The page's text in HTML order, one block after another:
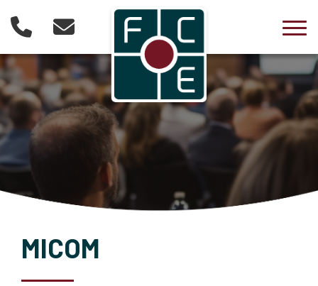
MICOM